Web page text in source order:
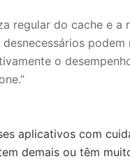
regular do cache e a
desnecessários podem
o
aplicativos com
demais ou têm